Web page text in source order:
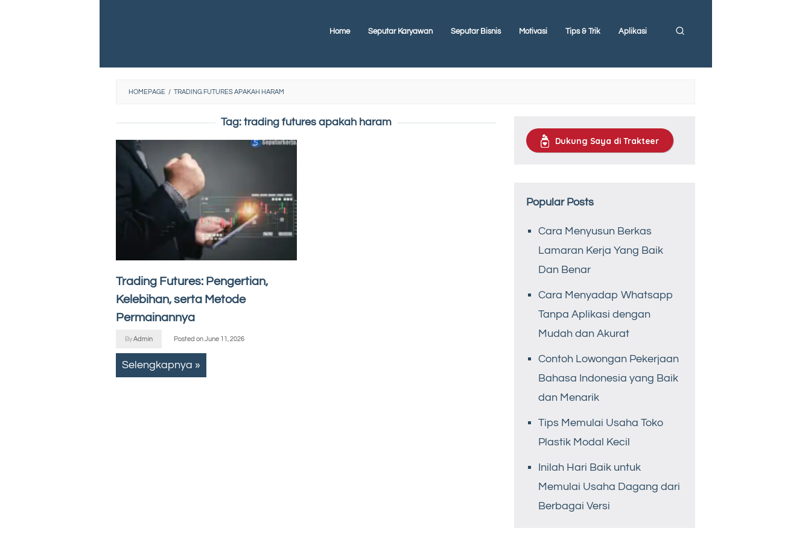
Home Seputar Karyawan Seputar Bisnis Motivasi Tips & Trik Aplikasi
HOMEPAGE / TRADING FUTURES APAKAH HARAM
Tag: trading futures apakah haram
Trading Futures: Pengertian,
Kelebihan, serta Metode
Permainannya
ByAdmin Posted onJune 11, 2026
Selengkapnya »
Dukung Saya di Trakteer
Popular Posts
Cara Menyusun Berkas
Lamaran Kerja Yang Baik
Dan Benar
Cara Menyadap Whatsapp
Tanpa Aplikasi dengan
Mudah dan Akurat
Contoh Lowongan Pekerjaan
Bahasa Indonesia yang Baik
dan Menarik
Tips Memulai Usaha Toko
Plastik Modal Kecil
Inilah Hari Baik untuk
Memulai Usaha Dagang dari
Berbagai Versi